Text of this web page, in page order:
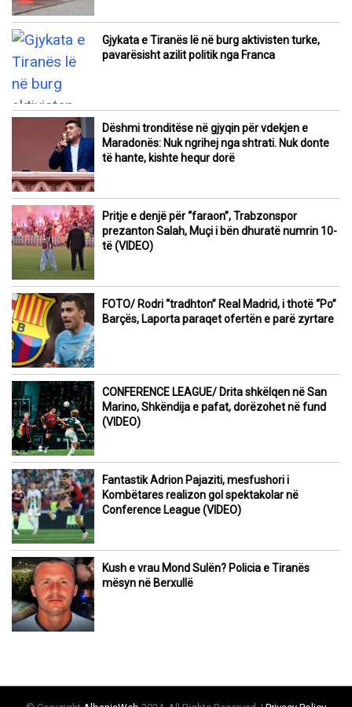
Gjykata e Tiranës lë në burg aktivisten turke,
pavarësisht azilit politik nga Franca
Dëshmi tronditëse në gjyqin për vdekjen e
Maradonës: Nuk ngrihej nga shtrati. Nuk donte
të hante, kishte hequr dorë
Pritje e denjë për “faraon”, Trabzonspor
prezanton Salah, Muçi i bën dhuratë numrin 10-
të (VIDEO)
FOTO/ Rodri “tradhton” Real Madrid, i thotë “Po”
Barçës, Laporta paraqet ofertën e parë zyrtare
CONFERENCE LEAGUE/ Drita shkëlqen në San
Marino, Shkëndija e pafat, dorëzohet në fund
(VIDEO)
Fantastik Adrion Pajaziti, mesfushori i
Kombëtares realizon gol spektakolar në
Conference League (VIDEO)
Kush e vrau Mond Sulën? Policia e Tiranës
mësyn në Berxullë